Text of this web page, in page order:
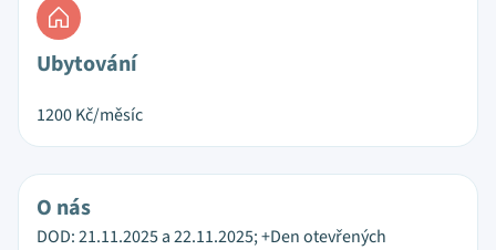
Ubytování
1200Kč/měsíc
O nás
DOD: 21.11.2025 a 22.11.2025; +Den otevřených